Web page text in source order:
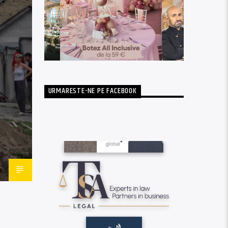
URMARESTE-NE PE FACEBOOK